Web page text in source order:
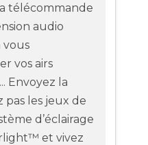
télécommande
audio
vous
vos airs
Envoyez la
pas les jeux de
d’éclairage
et vivez